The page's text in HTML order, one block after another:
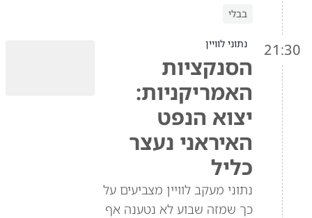
בבלי
21:30 נתוני לוויין
הסנקציות
האמריקניות:
יצוא הנפט
האיראני נעצר
כליל
נתוני מעקב לוויין מצביעים על
כך שמזה שבוע לא נטענה אף